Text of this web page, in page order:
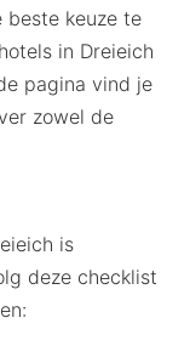
beste keuze te
in Dreieich
pagina vind je
zowel de
is
deze checklist